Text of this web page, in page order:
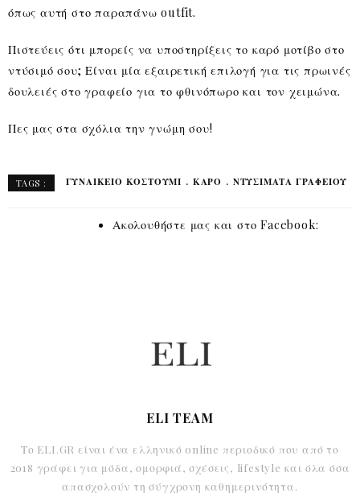
όπως αυτή στο παραπάνω outfit.
Πιστεύεις ότι μπορείς να υποστηρίξεις το καρό μοτίβο στο
ντύσιμό σου; Είναι μία εξαιρετική επιλογή για τις πρωινές
δουλειές στο γραφείο για το φθινόπωρο και τον χειμώνα.
Πες μας στα σχόλια την γνώμη σου!
TAGS : ΓΥΝΑΙΚΕΙΟ ΚΟΣΤΟΥΜΙ ΚΑΡΌ ΝΤΥΣΙΜΑΤΑ ΓΡΑΦΕΊΟΥ
Ακολουθήστε μας και στο Facebook:
ELI TEAM
Το ELI.GR είναι ένα ελληνικό online περιοδικό που από το
2018 γράφει για μόδα, ομορφιά, σχέσεις, lifestyle και όλα όσα
απασχολούν τη σύγχρονη καθημερινότητα.